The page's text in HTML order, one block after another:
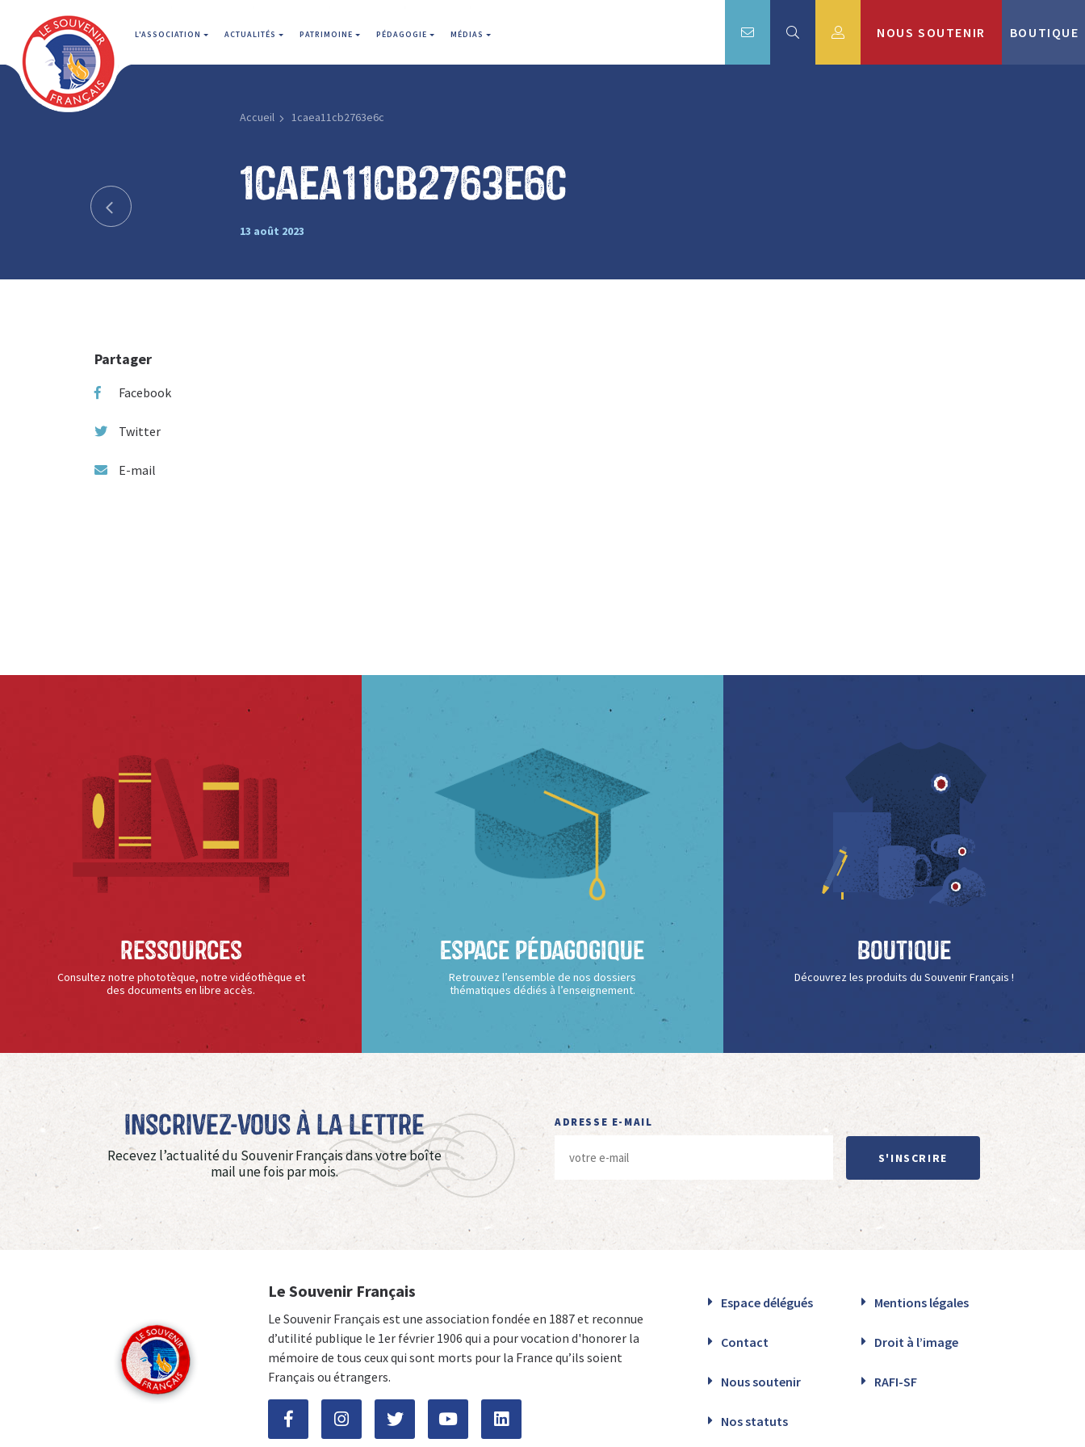
L'ASSOCIATION ACTUALITÉS PATRIMOINE PÉDAGOGIE MÉDIAS NOUS SOUTENIR BOUTIQUE
Accueil 1caea11cb2763e6c
1caea11cb2763e6c
13 août 2023
Partager
Facebook
Twitter
E-mail
Ressources
Consultez notre phototèque, notre vidéothèque et
des documents en libre accès.
Espace Pédagogique
Retrouvez l’ensemble de nos dossiers
thématiques dédiés à l’enseignement.
Boutique
Découvrez les produits du Souvenir Français !
Inscrivez-vous à La Lettre
Recevez l’actualité du Souvenir Français dans votre boîte
mail une fois par mois.
ADRESSE E-MAIL
S'INSCRIRE
Le Souvenir Français
Le Souvenir Français est une association fondée en 1887 et reconnue
d’utilité publique le 1er février 1906 qui a pour vocation d'honorer la
mémoire de tous ceux qui sont morts pour la France qu’ils soient
Français ou étrangers.
Espace délégués Mentions légales
Contact Droit à l’image
Nous soutenir RAFI-SF
Nos statuts